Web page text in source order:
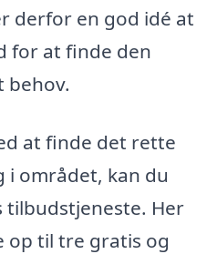
derfor en god idé at
for at finde den
behov.
at finde det rette
området, kan du
tilbudstjeneste. Her
op til tre gratis og